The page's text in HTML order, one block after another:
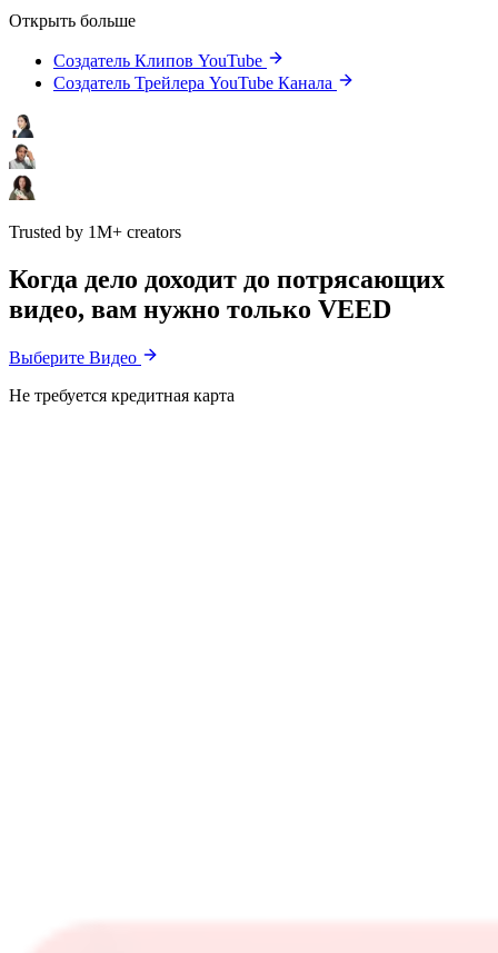
Открыть больше
Создатель Клипов YouTube
Создатель Трейлера YouTube Канала
Trusted by 1M+ creators
Когда дело доходит до потрясающих
видео, вам нужно только VEED
Выберите Видео
Не требуется кредитная карта